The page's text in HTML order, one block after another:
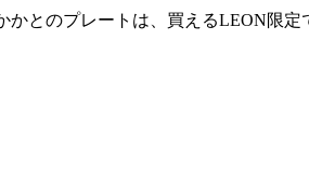
とのプレートは、買えるLEON限定